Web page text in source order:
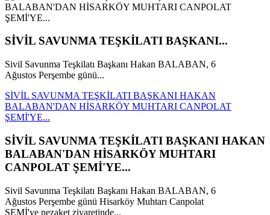
SİVİL SAVUNMA TEŞKİLATI BAŞKANI...
Sivil Savunma Teşkilatı Başkanı Hakan BALABAN, 6
Ağustos Perşembe günü...
SİVİL SAVUNMA TEŞKİLATI BAŞKANI HAKAN
BALABAN'DAN HİSARKÖY MUHTARI CANPOLAT
ŞEMİ'YE...
SİVİL SAVUNMA TEŞKİLATI BAŞKANI HAKAN
BALABAN'DAN HİSARKÖY MUHTARI
CANPOLAT ŞEMİ'YE...
Sivil Savunma Teşkilatı Başkanı Hakan BALABAN, 6
Ağustos Perşembe günü Hisarköy Muhtarı Canpolat
ŞEMİ'ye nezaket ziyaretinde...